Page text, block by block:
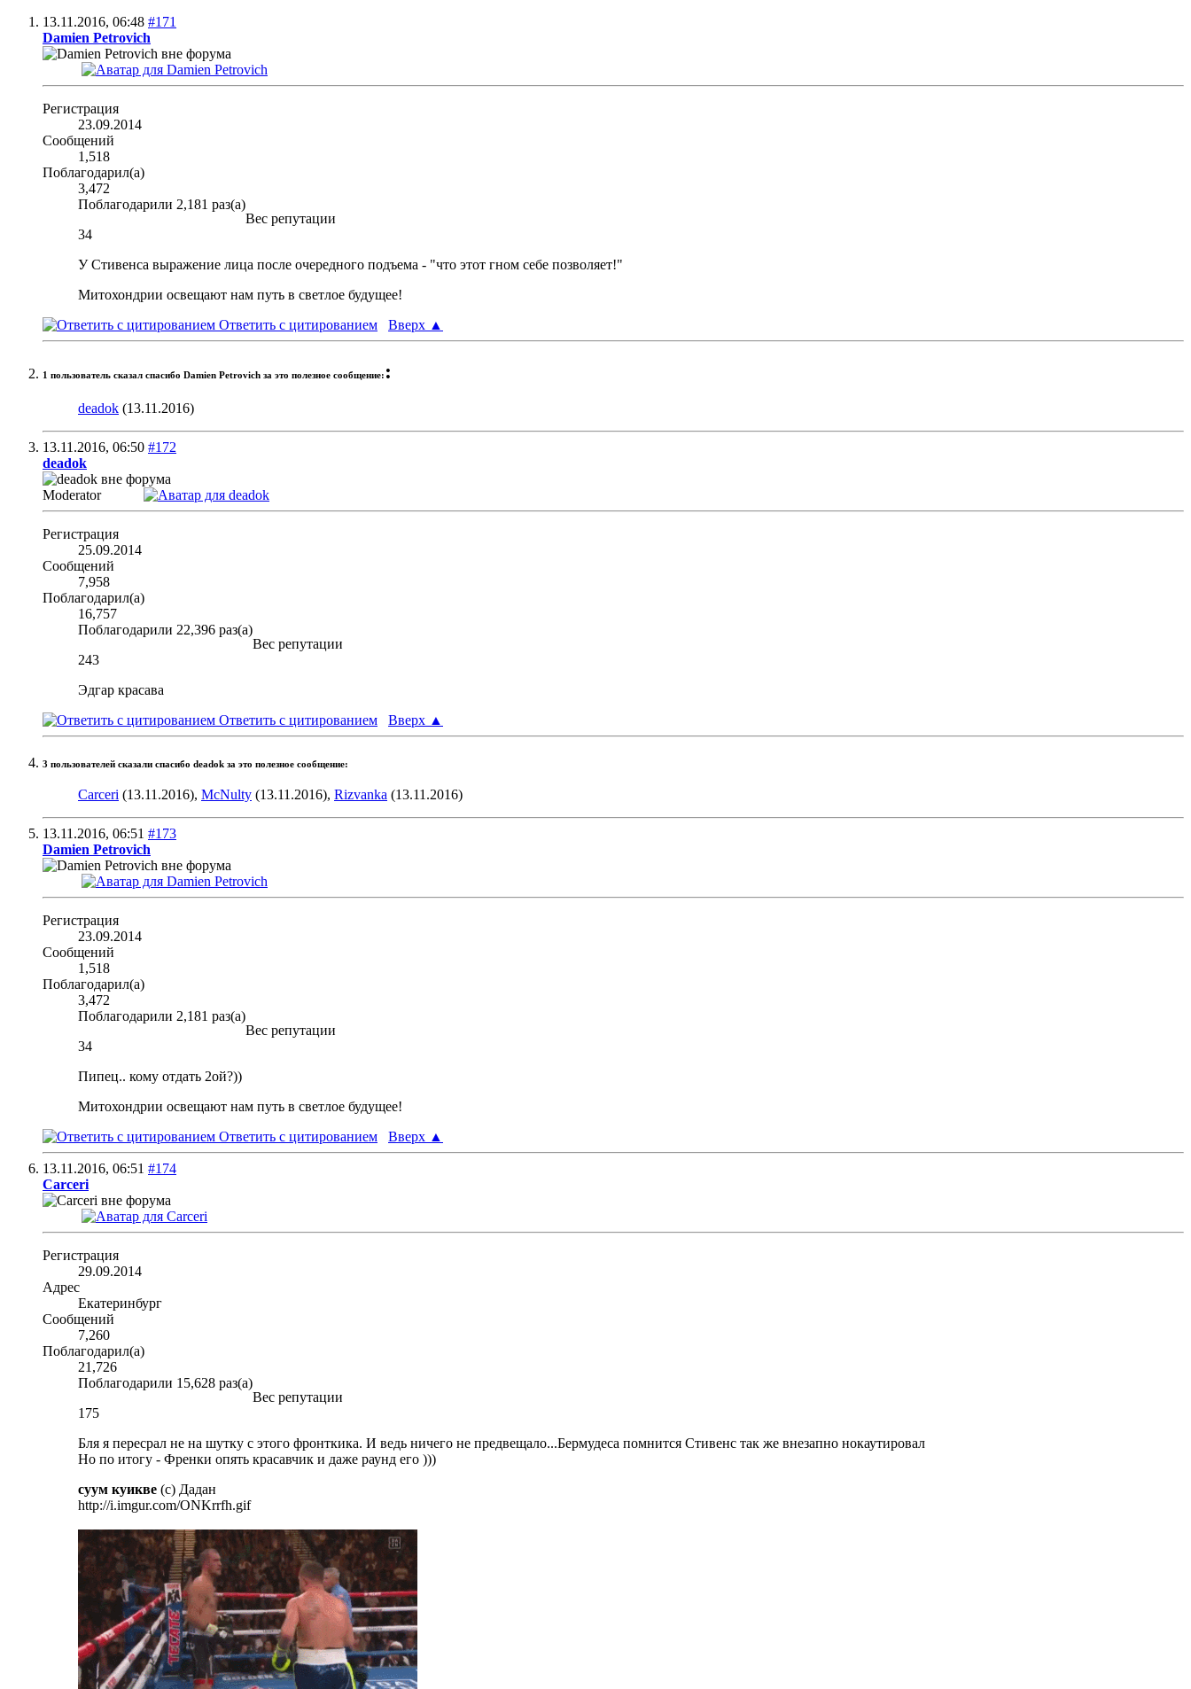
13.11.2016, 06:48 #171
Damien Petrovich
Регистрация
23.09.2014
Сообщений
1,518
Поблагодарил(а)
3,472
Поблагодарили 2,181 раз(а)
Вес репутации
34
У Стивенса выражение лица после очередного подъема - "что этот гном себе позволяет!"
Митохондрии освещают нам путь в светлое будущее!
Ответить с цитированием
Вверх ▲
1 пользователь сказал cпасибо Damien Petrovich за это полезное сообщение: :
deadok (13.11.2016)
13.11.2016, 06:50 #172
deadok
Moderator
Регистрация
25.09.2014
Сообщений
7,958
Поблагодарил(а)
16,757
Поблагодарили 22,396 раз(а)
Вес репутации
243
Эдгар красава
Ответить с цитированием
Вверх ▲
3 пользователей сказали cпасибо deadok за это полезное сообщение:
Carceri (13.11.2016), McNulty (13.11.2016), Rizvanka (13.11.2016)
13.11.2016, 06:51 #173
Damien Petrovich
Регистрация
23.09.2014
Сообщений
1,518
Поблагодарил(а)
3,472
Поблагодарили 2,181 раз(а)
Вес репутации
34
Пипец.. кому отдать 2ой?))
Митохондрии освещают нам путь в светлое будущее!
Ответить с цитированием
Вверх ▲
13.11.2016, 06:51 #174
Carceri
Регистрация
29.09.2014
Адрес
Екатеринбург
Сообщений
7,260
Поблагодарил(а)
21,726
Поблагодарили 15,628 раз(а)
Вес репутации
175
Бля я пересрал не на шутку с этого фронткика. И ведь ничего не предвещало...Бермудеса помнится Стивенс так же внезапно нокаутировал
Но по итогу - Френки опять красавчик и даже раунд его )))
суум куикве (с) Дадан
http://i.imgur.com/ONKrrfh.gif